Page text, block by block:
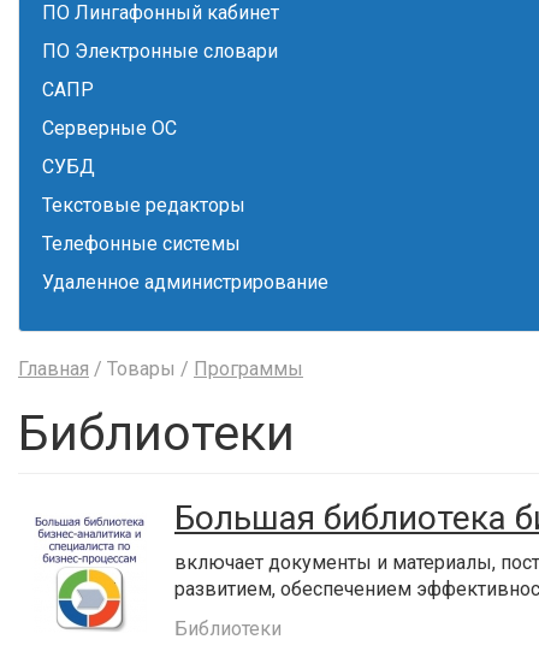
ПО Лингафонный кабинет
ПО Электронные словари
САПР
Серверные ОС
СУБД
Текстовые редакторы
Телефонные системы
Удаленное администрирование
Главная / Товары / Программы
Библиотеки
Большая библиотека
включает документы и материалы,
развитием, обеспечением
Библиотеки